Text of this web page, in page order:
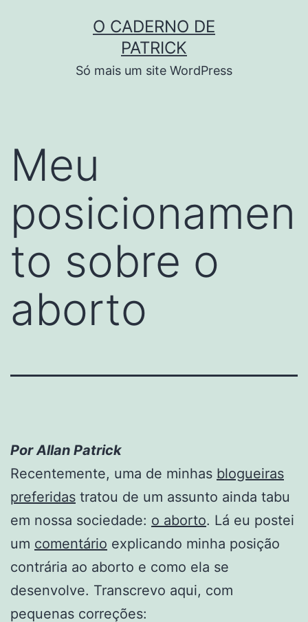
O CADERNO DE
PATRICK
Só mais um site WordPress
Meu
posicionamen
to sobre o
aborto
Por Allan Patrick
Recentemente, uma de minhas blogueiras
preferidas tratou de um assunto ainda tabu
em nossa sociedade: o aborto. Lá eu postei
um comentário explicando minha posição
contrária ao aborto e como ela se
desenvolve. Transcrevo aqui, com
pequenas correções: